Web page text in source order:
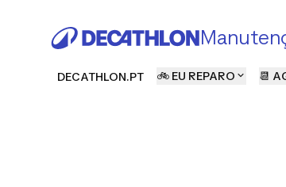
DECATHLON.PT 🚲 EU REPARO 📆